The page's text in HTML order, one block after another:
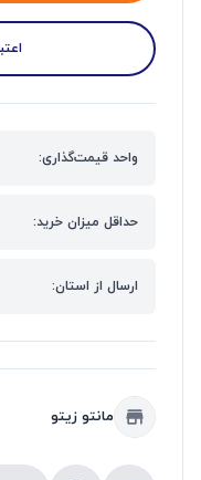
واحد قیمت‌گذاری:
حداقل میزان خرید:
ارسال از استان:
مانتو زیتو